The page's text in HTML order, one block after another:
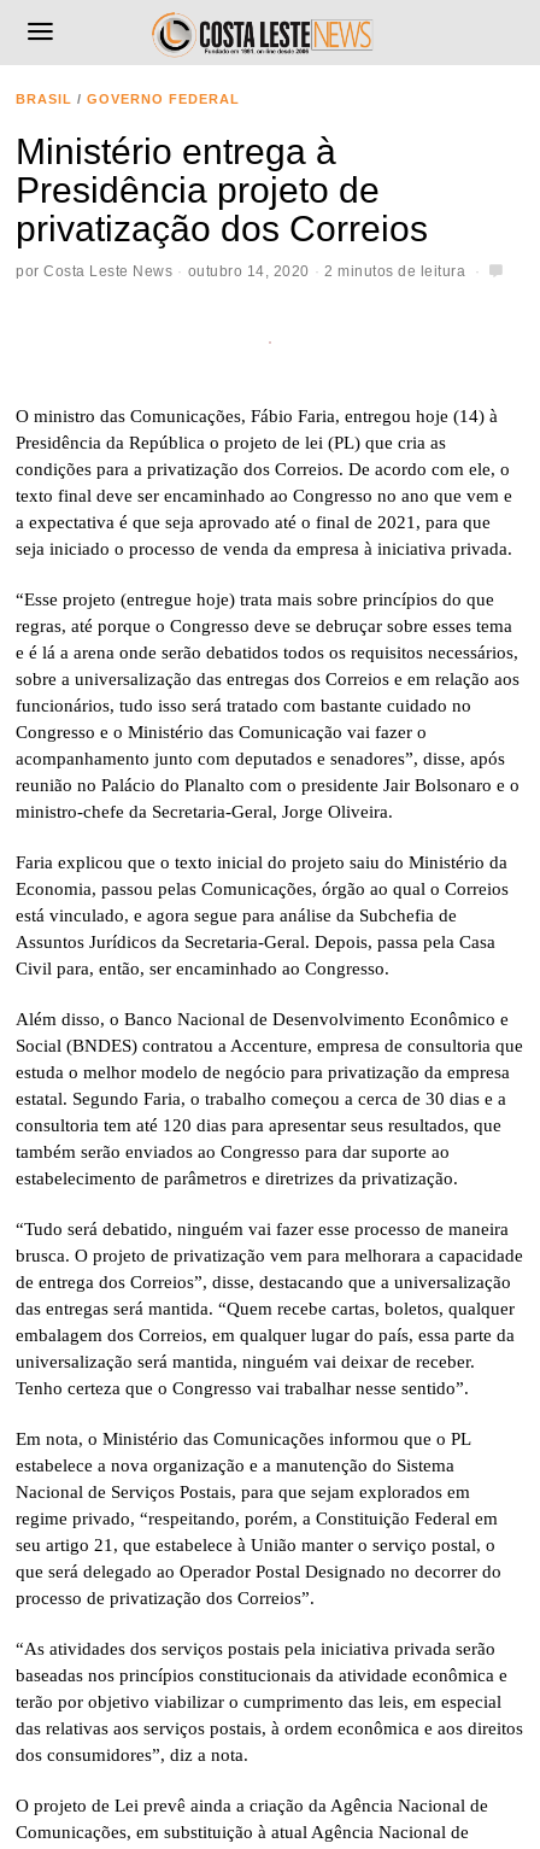
BRASIL / GOVERNO FEDERAL
Ministério entrega à
Presidência projeto de
privatização dos Correios
porCosta Leste News outubro 14, 2020 2 minutos de leitura
O ministro das Comunicações, Fábio Faria, entregou hoje (14) à
Presidência da República o projeto de lei (PL) que cria as
condições para a privatização dos Correios. De acordo com ele, o
texto final deve ser encaminhado ao Congresso no ano que vem e
a expectativa é que seja aprovado até o final de 2021, para que
seja iniciado o processo de venda da empresa à iniciativa privada.
“Esse projeto (entregue hoje) trata mais sobre princípios do que
regras, até porque o Congresso deve se debruçar sobre esses tema
e é lá a arena onde serão debatidos todos os requisitos necessários,
sobre a universalização das entregas dos Correios e em relação aos
funcionários, tudo isso será tratado com bastante cuidado no
Congresso e o Ministério das Comunicação vai fazer o
acompanhamento junto com deputados e senadores”, disse, após
reunião no Palácio do Planalto com o presidente Jair Bolsonaro e o
ministro-chefe da Secretaria-Geral, Jorge Oliveira.
Faria explicou que o texto inicial do projeto saiu do Ministério da
Economia, passou pelas Comunicações, órgão ao qual o Correios
está vinculado, e agora segue para análise da Subchefia de
Assuntos Jurídicos da Secretaria-Geral. Depois, passa pela Casa
Civil para, então, ser encaminhado ao Congresso.
Além disso, o Banco Nacional de Desenvolvimento Econômico e
Social (BNDES) contratou a Accenture, empresa de consultoria que
estuda o melhor modelo de negócio para privatização da empresa
estatal. Segundo Faria, o trabalho começou a cerca de 30 dias e a
consultoria tem até 120 dias para apresentar seus resultados, que
também serão enviados ao Congresso para dar suporte ao
estabelecimento de parâmetros e diretrizes da privatização.
“Tudo será debatido, ninguém vai fazer esse processo de maneira
brusca. O projeto de privatização vem para melhorara a capacidade
de entrega dos Correios”, disse, destacando que a universalização
das entregas será mantida. “Quem recebe cartas, boletos, qualquer
embalagem dos Correios, em qualquer lugar do país, essa parte da
universalização será mantida, ninguém vai deixar de receber.
Tenho certeza que o Congresso vai trabalhar nesse sentido”.
Em nota, o Ministério das Comunicações informou que o PL
estabelece a nova organização e a manutenção do Sistema
Nacional de Serviços Postais, para que sejam explorados em
regime privado, “respeitando, porém, a Constituição Federal em
seu artigo 21, que estabelece à União manter o serviço postal, o
que será delegado ao Operador Postal Designado no decorrer do
processo de privatização dos Correios”.
“As atividades dos serviços postais pela iniciativa privada serão
baseadas nos princípios constitucionais da atividade econômica e
terão por objetivo viabilizar o cumprimento das leis, em especial
das relativas aos serviços postais, à ordem econômica e aos direitos
dos consumidores”, diz a nota.
O projeto de Lei prevê ainda a criação da Agência Nacional de
Comunicações, em substituição à atual Agência Nacional de